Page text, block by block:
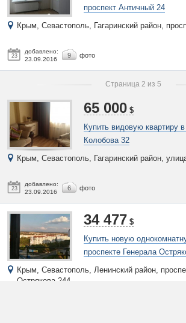
23
добавлено:
23.09.2016
9 фото
проспект Античный 24
Крым, Севастополь, Гагаринский район,
Страница 2 из 5
23
добавлено:
23.09.2016
6 фото
65 000 $
Купить видовую квартиру
Колобова 32
Крым, Севастополь, Гагаринский район,
34 477 $
Купить новую
проспекте Генерала
Крым, Севастополь, Ленинский район,
Острякова 244